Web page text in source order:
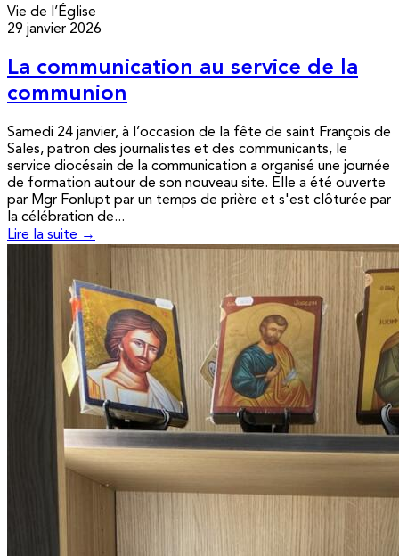
Vie de l’Église
29 janvier 2026
La communication au service de la
communion
Samedi 24 janvier, à l’occasion de la fête de saint François de
Sales, patron des journalistes et des communicants, le
service diocésain de la communication a organisé une journée
de formation autour de son nouveau site. Elle a été ouverte
par Mgr Fonlupt par un temps de prière et s'est clôturée par
la célébration de...
Lire la suite →